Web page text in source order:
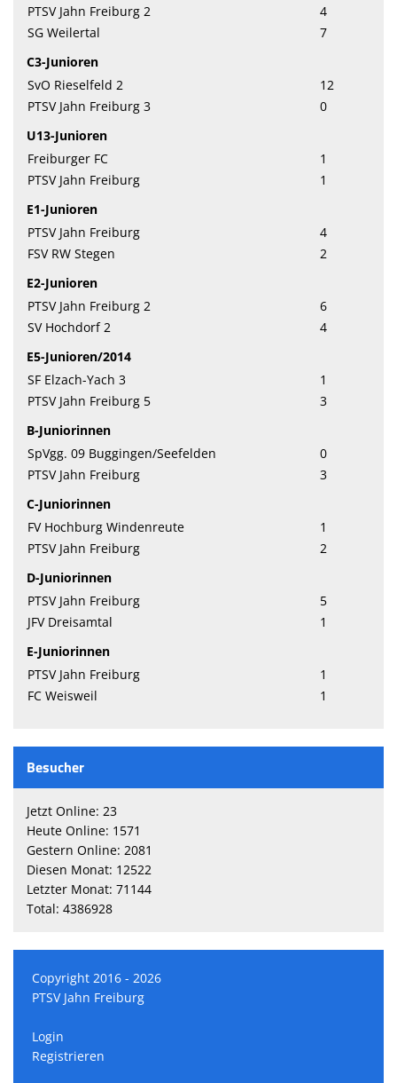
PTSV Jahn Freiburg 2
4
SG Weilertal
7
C3-Junioren
SvO Rieselfeld 2
12
PTSV Jahn Freiburg 3
0
U13-Junioren
Freiburger FC
1
PTSV Jahn Freiburg
1
E1-Junioren
PTSV Jahn Freiburg
4
FSV RW Stegen
2
E2-Junioren
PTSV Jahn Freiburg 2
6
SV Hochdorf 2
4
E5-Junioren/2014
SF Elzach-Yach 3
1
PTSV Jahn Freiburg 5
3
B-Juniorinnen
SpVgg. 09 Buggingen/Seefelden
0
PTSV Jahn Freiburg
3
C-Juniorinnen
FV Hochburg Windenreute
1
PTSV Jahn Freiburg
2
D-Juniorinnen
PTSV Jahn Freiburg
5
JFV Dreisamtal
1
E-Juniorinnen
PTSV Jahn Freiburg
1
FC Weisweil
1
Besucher
Jetzt Online: 23
Heute Online: 1571
Gestern Online: 2081
Diesen Monat: 12522
Letzter Monat: 71144
Total: 4386928
Copyright 2016 - 2026
PTSV Jahn Freiburg
Login
Registrieren